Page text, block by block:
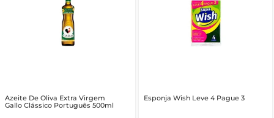
Azeite De Oliva Extra Virgem
Gallo Clássico Português 500ml
Esponja Wish Leve 4 Pague 3